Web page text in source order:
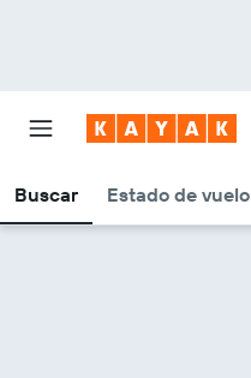
Buscar Estado de vuelo